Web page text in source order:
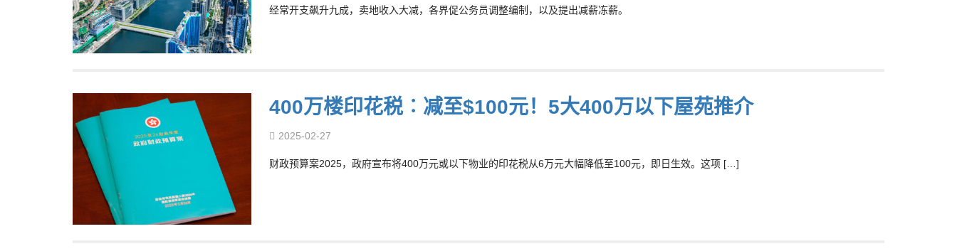
经常开支飙升九成，卖地收入大减，各界促公务员调整编制，以及提出减薪冻薪。
400万楼印花税︰减至$100元！5大400万以下屋苑推介
2025-02-27
财政预算案2025，政府宣布将400万元或以下物业的印花税从6万元大幅降低至100元，即日生效。这项 […]